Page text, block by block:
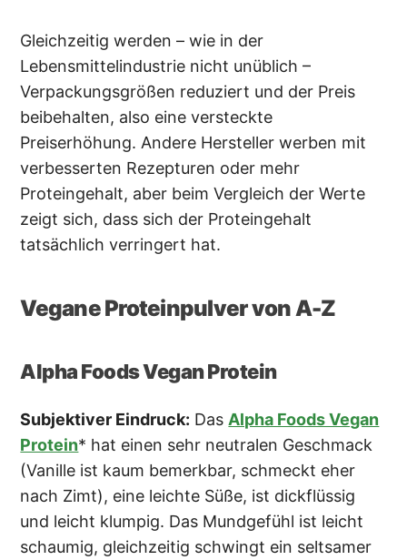
Gleichzeitig werden – wie in der
Lebensmittelindustrie nicht unüblich –
Verpackungsgrößen reduziert und der Preis
beibehalten, also eine versteckte
Preiserhöhung. Andere Hersteller werben mit
verbesserten Rezepturen oder mehr
Proteingehalt, aber beim Vergleich der Werte
zeigt sich, dass sich der Proteingehalt
tatsächlich verringert hat.
Vegane Proteinpulver von A-Z
Alpha Foods Vegan Protein
Subjektiver Eindruck: Das Alpha Foods Vegan
Protein* hat einen sehr neutralen Geschmack
(Vanille ist kaum bemerkbar, schmeckt eher
nach Zimt), eine leichte Süße, ist dickflüssig
und leicht klumpig. Das Mundgefühl ist leicht
schaumig, gleichzeitig schwingt ein seltsamer